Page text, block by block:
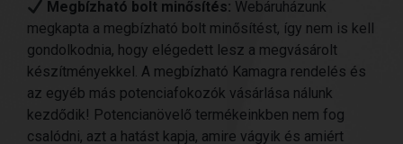
Megbízható bolt minősítés: Webáruházunk
megkapta a megbízható bolt minősítést, így nem is kell
gondolkodnia, hogy elégedett lesz a megvásárolt
készítményekkel. A megbízható Kamagra rendelés és
az egyéb más potenciafokozók vásárlása nálunk
kezdődik! Potencianövelő termékeinkben nem fog
csalódni, azt a hatást kapja, amire vágyik és amiért